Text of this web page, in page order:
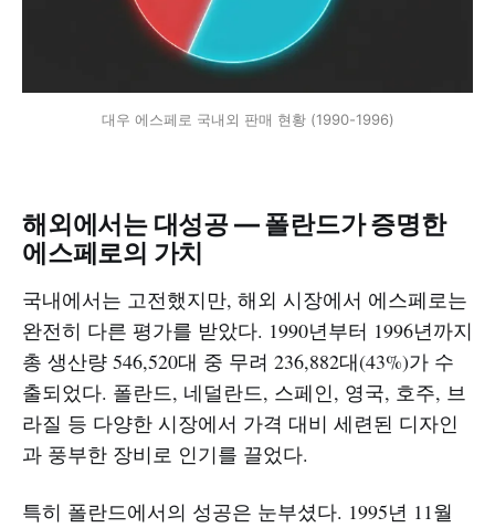
대우 에스페로 국내외 판매 현황 (1990-1996)
해외에서는 대성공 — 폴란드가 증명한
에스페로의 가치
국내에서는 고전했지만, 해외 시장에서 에스페로는
완전히 다른 평가를 받았다. 1990년부터 1996년까지
총 생산량 546,520대 중 무려 236,882대(43%)가 수
출되었다. 폴란드, 네덜란드, 스페인, 영국, 호주, 브
라질 등 다양한 시장에서 가격 대비 세련된 디자인
과 풍부한 장비로 인기를 끌었다.
특히 폴란드에서의 성공은 눈부셨다. 1995년 11월